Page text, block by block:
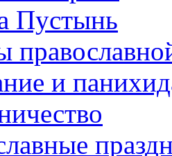
Пустынь
и